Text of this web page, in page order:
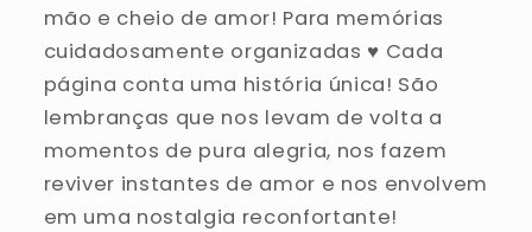
mão e cheio de amor! Para memórias
cuidadosamente organizadas ♥ Cada
página conta uma história única! São
lembranças que nos levam de volta a
momentos de pura alegria, nos fazem
reviver instantes de amor e nos envolvem
em uma nostalgia reconfortante!